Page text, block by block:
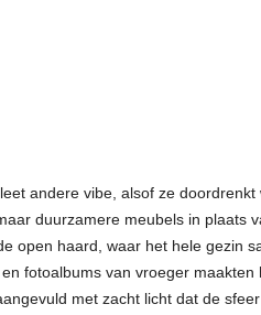
andere vibe, alsof ze
duurzamere meubels in plaats
open haard, waar het hele gezin
fotoalbums van vroeger maakten
met zacht licht dat de